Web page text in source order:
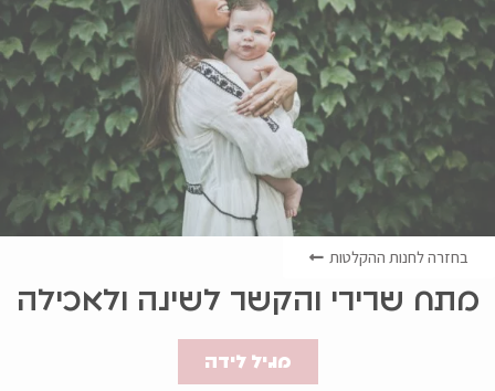
בחזרה לחנות ההקלטות
מתח שרירי והקשר לשינה ולאכילה
מגיל לידה